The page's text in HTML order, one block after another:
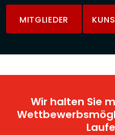
MITGLIEDER
Wir halten Sie